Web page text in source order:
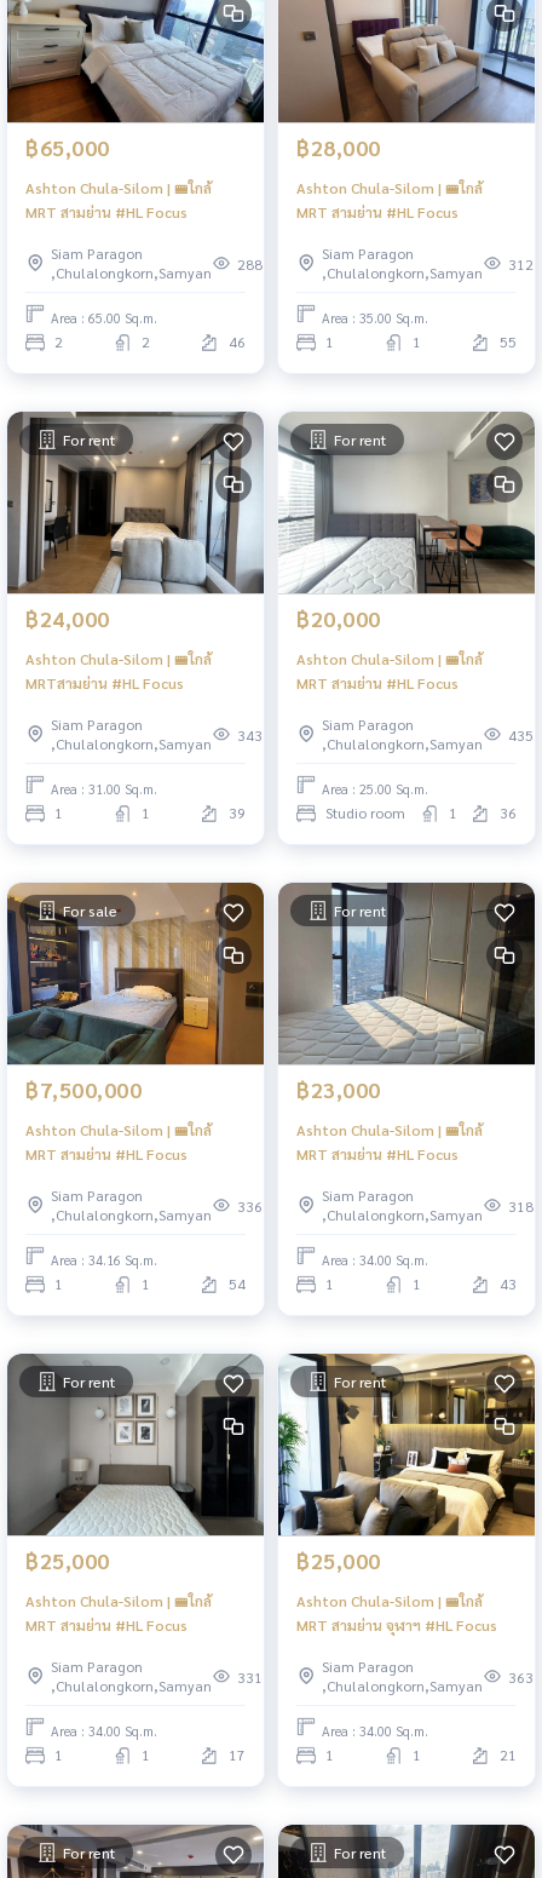
฿65,000
Ashton Chula-Silom | 🚝ใกล้
MRT สามย่าน #HL Focus
Siam Paragon
,Chulalongkorn,Samyan
288
Area : 65.00 Sq.m.
2 2 46
฿28,000
Ashton Chula-Silom | 🚝ใกล้
MRT สามย่าน #HL Focus
Siam Paragon
,Chulalongkorn,Samyan
312
Area : 35.00 Sq.m.
1 1 55
For rent
฿24,000
Ashton Chula-Silom | 🚝ใกล้
MRTสามย่าน #HL Focus
Siam Paragon
,Chulalongkorn,Samyan
343
Area : 31.00 Sq.m.
1 1 39
For rent
฿20,000
Ashton Chula-Silom | 🚝ใกล้
MRT สามย่าน #HL Focus
Siam Paragon
,Chulalongkorn,Samyan
435
Area : 25.00 Sq.m.
Studio room 1 36
For sale
฿7,500,000
Ashton Chula-Silom | 🚝ใกล้
MRT สามย่าน #HL Focus
Siam Paragon
,Chulalongkorn,Samyan
336
Area : 34.16 Sq.m.
1 1 54
For rent
฿23,000
Ashton Chula-Silom | 🚝ใกล้
MRT สามย่าน #HL Focus
Siam Paragon
,Chulalongkorn,Samyan
318
Area : 34.00 Sq.m.
1 1 43
For rent
฿25,000
Ashton Chula-Silom | 🚝ใกล้
MRT สามย่าน #HL Focus
Siam Paragon
,Chulalongkorn,Samyan
331
Area : 34.00 Sq.m.
1 1 17
For rent
฿25,000
Ashton Chula-Silom | 🚝ใกล้
MRT สามย่าน จุฬาฯ #HL Focus
Siam Paragon
,Chulalongkorn,Samyan
363
Area : 34.00 Sq.m.
1 1 21
For rent For rent